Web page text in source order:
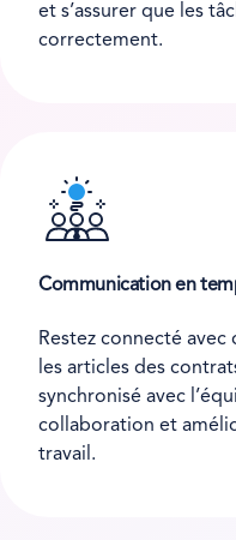
et s’assurer que les
correctement.
Communication en
Restez connecté
les articles des
synchronisé avec
collaboration et
travail.